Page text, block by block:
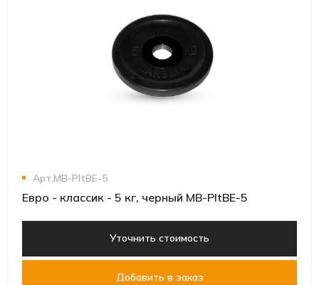
Арт.MB-PltBE-5
Евро - классик - 5 кг, черный MB-PltBE-5
Уточнить стоимость
Добавить в заказ